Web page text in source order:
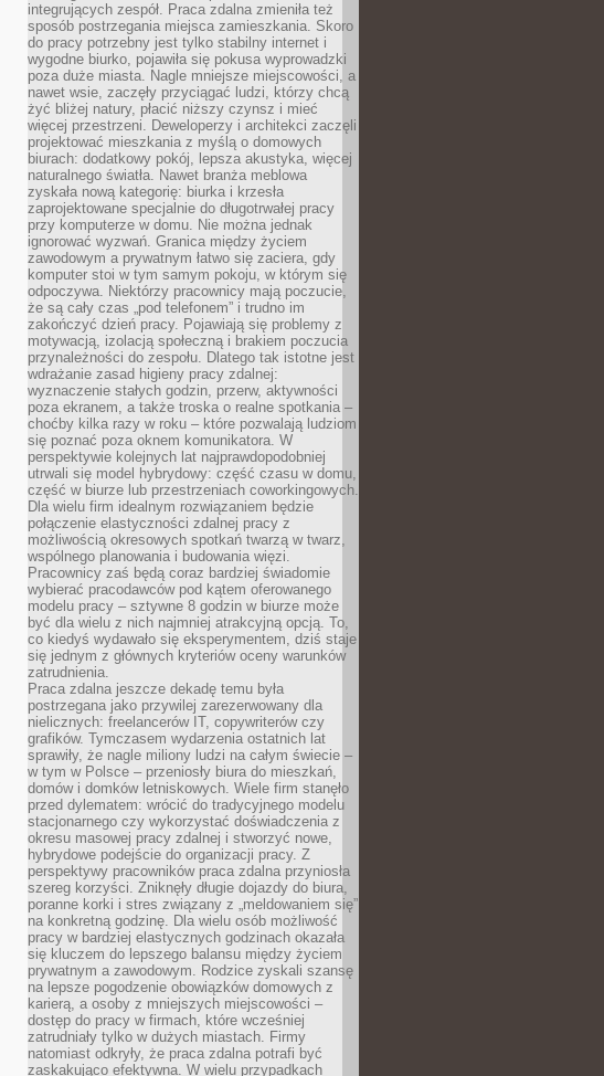
integrujących zespół. Praca zdalna zmieniła też
sposób postrzegania miejsca zamieszkania. Skoro
do pracy potrzebny jest tylko stabilny internet i
wygodne biurko, pojawiła się pokusa wyprowadzki
poza duże miasta. Nagle mniejsze miejscowości, a
nawet wsie, zaczęły przyciągać ludzi, którzy chcą
żyć bliżej natury, płacić niższy czynsz i mieć
więcej przestrzeni. Deweloperzy i architekci zaczęli
projektować mieszkania z myślą o domowych
biurach: dodatkowy pokój, lepsza akustyka, więcej
naturalnego światła. Nawet branża meblowa
zyskała nową kategorię: biurka i krzesła
zaprojektowane specjalnie do długotrwałej pracy
przy komputerze w domu. Nie można jednak
ignorować wyzwań. Granica między życiem
zawodowym a prywatnym łatwo się zaciera, gdy
komputer stoi w tym samym pokoju, w którym się
odpoczywa. Niektórzy pracownicy mają poczucie,
że są cały czas „pod telefonem” i trudno im
zakończyć dzień pracy. Pojawiają się problemy z
motywacją, izolacją społeczną i brakiem poczucia
przynależności do zespołu. Dlatego tak istotne jest
wdrażanie zasad higieny pracy zdalnej:
wyznaczenie stałych godzin, przerw, aktywności
poza ekranem, a także troska o realne spotkania –
choćby kilka razy w roku – które pozwalają ludziom
się poznać poza oknem komunikatora. W
perspektywie kolejnych lat najprawdopodobniej
utrwali się model hybrydowy: część czasu w domu,
część w biurze lub przestrzeniach coworkingowych.
Dla wielu firm idealnym rozwiązaniem będzie
połączenie elastyczności zdalnej pracy z
możliwością okresowych spotkań twarzą w twarz,
wspólnego planowania i budowania więzi.
Pracownicy zaś będą coraz bardziej świadomie
wybierać pracodawców pod kątem oferowanego
modelu pracy – sztywne 8 godzin w biurze może
być dla wielu z nich najmniej atrakcyjną opcją. To,
co kiedyś wydawało się eksperymentem, dziś staje
się jednym z głównych kryteriów oceny warunków
zatrudnienia.
Praca zdalna jeszcze dekadę temu była
postrzegana jako przywilej zarezerwowany dla
nielicznych: freelancerów IT, copywriterów czy
grafików. Tymczasem wydarzenia ostatnich lat
sprawiły, że nagle miliony ludzi na całym świecie –
w tym w Polsce – przeniosły biura do mieszkań,
domów i domków letniskowych. Wiele firm stanęło
przed dylematem: wrócić do tradycyjnego modelu
stacjonarnego czy wykorzystać doświadczenia z
okresu masowej pracy zdalnej i stworzyć nowe,
hybrydowe podejście do organizacji pracy. Z
perspektywy pracowników praca zdalna przyniosła
szereg korzyści. Zniknęły długie dojazdy do biura,
poranne korki i stres związany z „meldowaniem się”
na konkretną godzinę. Dla wielu osób możliwość
pracy w bardziej elastycznych godzinach okazała
się kluczem do lepszego balansu między życiem
prywatnym a zawodowym. Rodzice zyskali szansę
na lepsze pogodzenie obowiązków domowych z
karierą, a osoby z mniejszych miejscowości –
dostęp do pracy w firmach, które wcześniej
zatrudniały tylko w dużych miastach. Firmy
natomiast odkryły, że praca zdalna potrafi być
zaskakująco efektywna. W wielu przypadkach